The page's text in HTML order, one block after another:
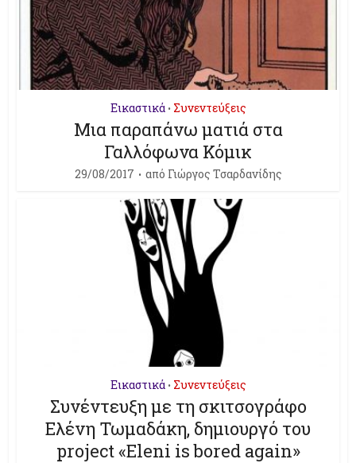
Εικαστικά • Συνεντεύξεις
Μια παραπάνω ματιά στα
Γαλλόφωνα Κόμικ
29/08/2017 από Γιώργος Τσαρδανίδης
Εικαστικά • Συνεντεύξεις
Συνέντευξη με τη σκιτσογράφο
Ελένη Τωμαδάκη, δημιουργό του
project «Eleni is bored again»